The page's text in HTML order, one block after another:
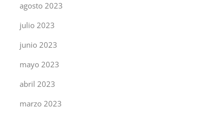
agosto 2023
julio 2023
junio 2023
mayo 2023
abril 2023
marzo 2023